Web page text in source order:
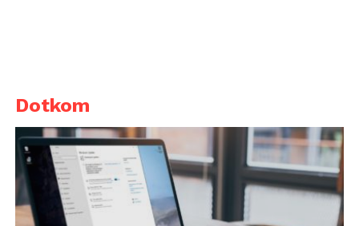
Dotkom